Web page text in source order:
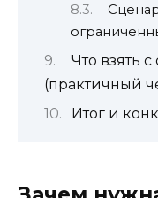
Что взять
(практичный
Итог и